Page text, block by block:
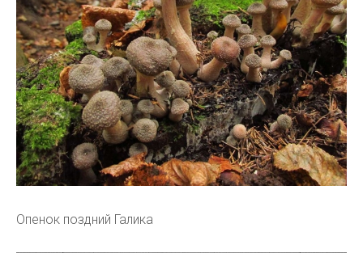
Опенок поздний Галика